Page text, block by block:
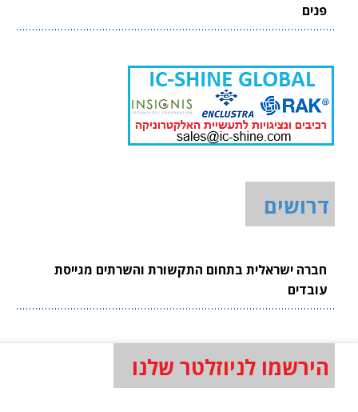
פנים
דרושים
חברה ישראלית בתחום התקשורת והשרתים מגייסת
עובדים
הירשמו לניוזלטר שלנו